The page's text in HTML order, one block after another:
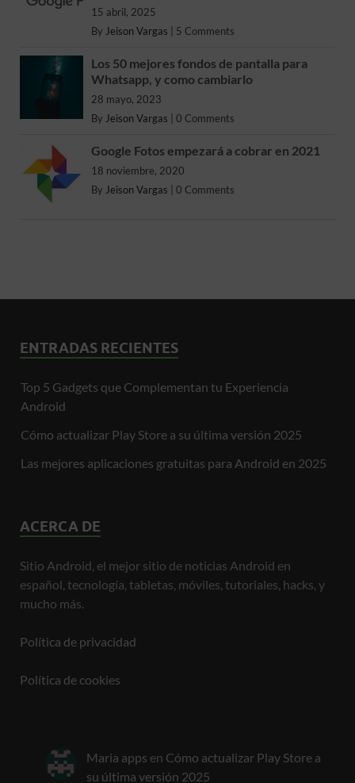
15 abril, 2025
By Jeison Vargas 5 Comments
Los 50 mejores fondos de pantalla para
Whatsapp, y como cambiarlo
28 mayo, 2023
By Jeison Vargas 0 Comments
Google Fotos empezará a cobrar en 2021
18 noviembre, 2020
By Jeison Vargas 0 Comments
ENTRADAS RECIENTES
Top 5 Gadgets que Complementan tu Experiencia
Android
Cómo actualizar Play Store a su última versión 2025
Las mejores aplicaciones gratuitas para Android en 2025
ACERCA DE
Sitio Android, el mejor sitio de noticias Android en
español, tecnología, tabletas, móviles, tutoriales, hacks, y
mucho más.
Política de privacidad
Política de cookies
Maria apps en Cómo actualizar Play Store a
su última versión 2025